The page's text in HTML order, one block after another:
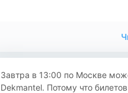
Завтра в 13:00 по Москве
Dekmantel. Потому что